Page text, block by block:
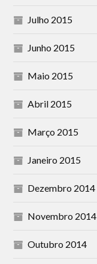
Julho 2015
Junho 2015
Maio 2015
Abril 2015
Março 2015
Janeiro 2015
Dezembro 2014
Novembro 2014
Outubro 2014